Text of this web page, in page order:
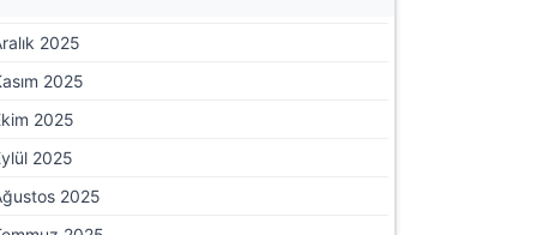
2025
2025
2025
2025
2025